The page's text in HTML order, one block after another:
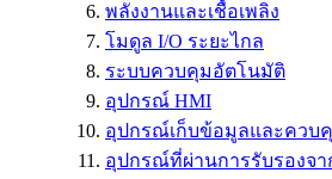
พลังงานและเชื้อเพลิง
โมดูล I/O ระยะไกล
ระบบควบคุมอัตโนมัติ
อุปกรณ์ HMI
อุปกรณ์เก็บข้อมูลและควบ
อุปกรณ์ที่ผ่านการรับรองจ